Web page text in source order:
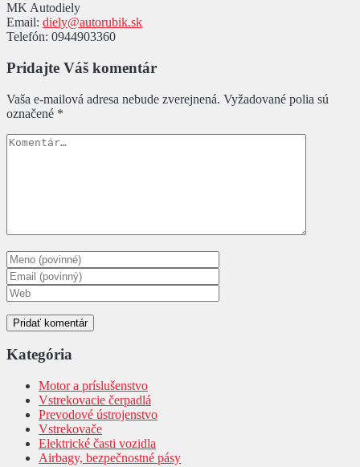
MK Autodiely
Email: diely@autorubik.sk
Telefón: 0944903360
Pridajte Váš komentár
Vaša e-mailová adresa nebude zverejnená. Vyžadované polia sú
označené *
Kategória
Motor a príslušenstvo
Vstrekovacie čerpadlá
Prevodové ústrojenstvo
Vstrekovače
Elektrické časti vozidla
Airbagy, bezpečnostné pásy